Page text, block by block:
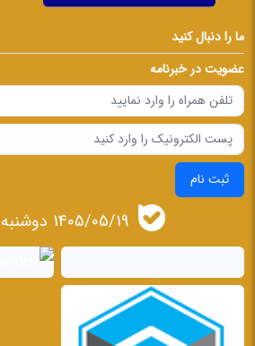
ما را دنبال کنید
عضویت در خبرنامه
ثبت نام
1405/05/19 دوشنبه